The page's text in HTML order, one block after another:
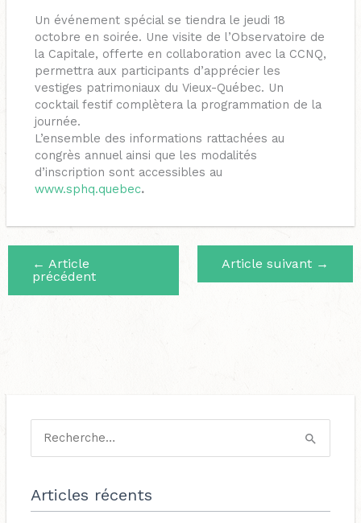
Un événement spécial se tiendra le jeudi 18
octobre en soirée. Une visite de l’Observatoire de
la Capitale, offerte en collaboration avec la CCNQ,
permettra aux participants d’apprécier les
vestiges patrimoniaux du Vieux-Québec. Un
cocktail festif complètera la programmation de la
journée.
L’ensemble des informations rattachées au
congrès annuel ainsi que les modalités
d’inscription sont accessibles au
www.sphq.quebec.
← Article
précédent
Article suivant →
c
h
Articles récents
g